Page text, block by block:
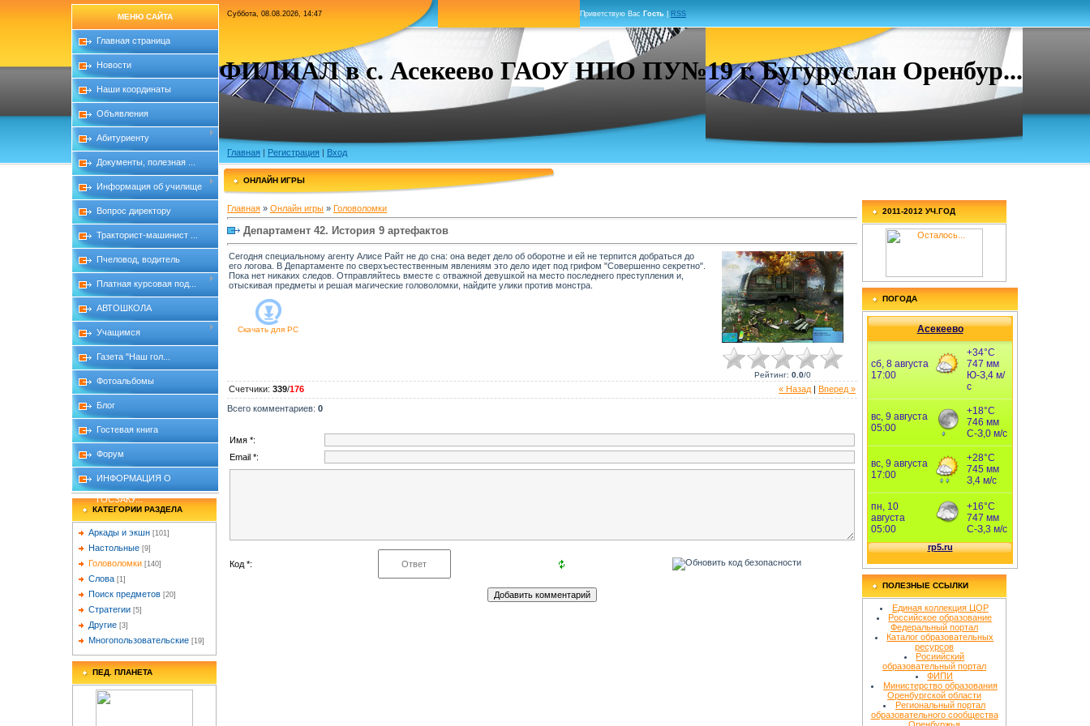
МЕНЮ САЙТА
Главная страница
Новости
Наши координаты
Объявления
Абитуриенту
Документы, полезная ...
Информация об училище
Вопрос директору
Тракторист-машинист ...
Пчеловод, водитель
Платная курсовая под...
АВТОШКОЛА
Учащимся
Газета "Наш гол...
Фотоальбомы
Блог
Гостевая книга
Форум
ИНФОРМАЦИЯ О
ГОСЗАКУ...
КАТЕГОРИИ РАЗДЕЛА
Аркады и экшн [101]
Настольные [9]
Головоломки [140]
Слова [1]
Поиск предметов [20]
Стратегии [5]
Другие [3]
Многопользовательские [19]
ПЕД. ПЛАНЕТА
Суббота, 08.08.2026, 14:47 Приветствую Вас Гость RSS
ФИЛИАЛ в с. Асекеево ГАОУ НПО ПУ№19 г. Бугуруслан Оренбур...
Главная | Регистрация | Вход
ОНЛАЙН ИГРЫ
Главная » Онлайн игры » Головоломки
Департамент 42. История 9 артефактов
Сегодня специальному агенту Алисе Райт не до сна: она ведет дело об оборотне и ей не терпится добраться до
его логова. В Департаменте по сверхъестественным явлениям это дело идет под грифом "Совершенно секретно".
Пока нет никаких следов. Отправляйтесь вместе с отважной девушкой на место последнего преступления и,
отыскивая предметы и решая магические головоломки, найдите улики против монстра.
Скачать для PC
Рейтинг: 0.0/0
« Назад Вперед »
Счетчики: 339/176
Всего комментариев: 0
Имя *:
Email *:
Код *:
2011-2012 УЧ.ГОД
ПОГОДА
Асекеево
ПОЛЕЗНЫЕ ССЫЛКИ
Единая коллекция ЦОР
Российское образование
Федеральный портал
Каталог образовательных
ресурсов
Росиийский
образовательный портал
ФИПИ
Министерство образования
Оренбургской области
Региональный портал
образовательного сообщества